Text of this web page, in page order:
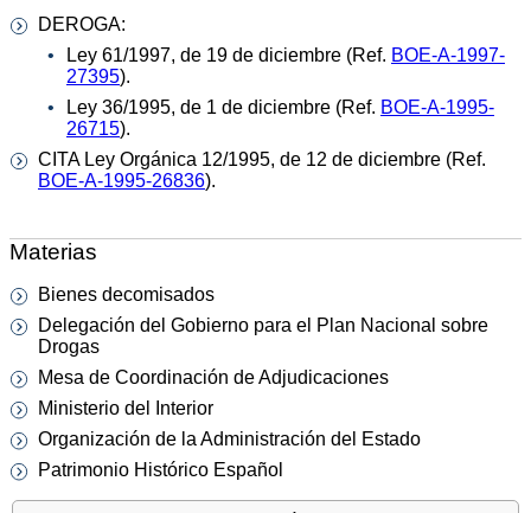
DEROGA:
Ley 61/1997, de 19 de diciembre (Ref. BOE-A-1997-
27395).
Ley 36/1995, de 1 de diciembre (Ref. BOE-A-1995-
26715).
CITA Ley Orgánica 12/1995, de 12 de diciembre (Ref.
BOE-A-1995-26836).
Materias
Bienes decomisados
Delegación del Gobierno para el Plan Nacional sobre
Drogas
Mesa de Coordinación de Adjudicaciones
Ministerio del Interior
Organización de la Administración del Estado
Patrimonio Histórico Español